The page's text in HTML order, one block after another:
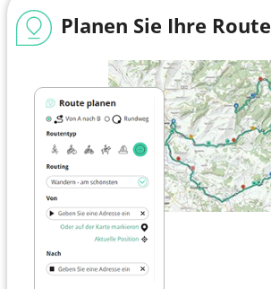
Planen Sie Ihre Route